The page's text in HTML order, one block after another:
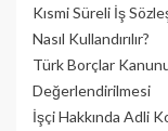
Kısmi Süreli İş
Nasıl Kullandırılır?
Türk Borçlar
Değerlendirilmesi
İşçi Hakkında Adli